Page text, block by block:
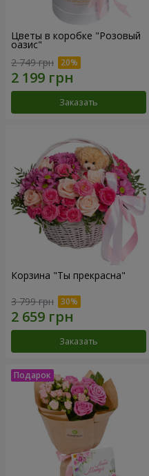
Цветы в коробке "Розовый
оазис"
2 749 грн
Заказать
Корзина "Ты прекрасна"
3 799 грн
Заказать